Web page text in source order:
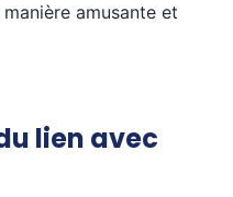
amusante et
lien avec